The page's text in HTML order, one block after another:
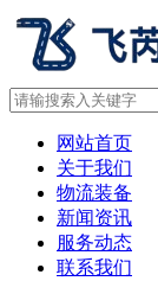
网站首页
关于我们
物流装备
新闻资讯
服务动态
联系我们